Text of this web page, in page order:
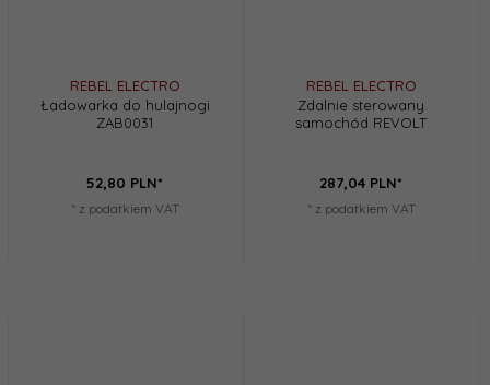
REBEL ELECTRO
Ładowarka do hulajnogi
ZAB0031
52,80 PLN*
* z podatkiem VAT
REBEL ELECTRO
Zdalnie sterowany
samochód REVOLT
287,04 PLN*
* z podatkiem VAT